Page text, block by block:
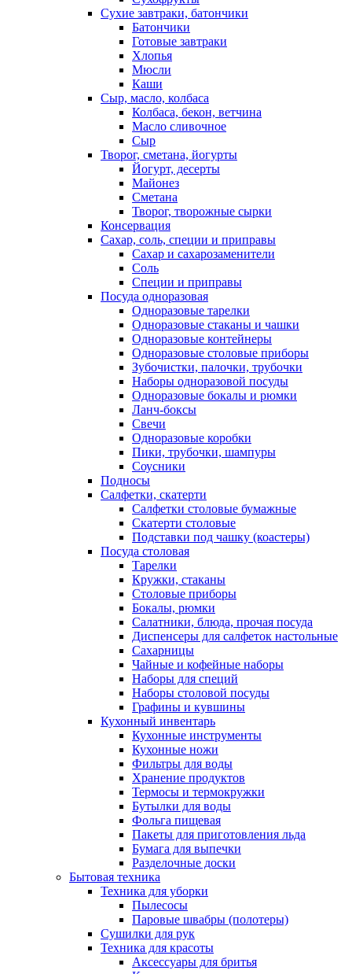
Сухие завтраки, батончики
Батончики
Готовые завтраки
Хлопья
Мюсли
Каши
Сыр, масло, колбаса
Колбаса, бекон, ветчина
Масло сливочное
Сыр
Творог, сметана, йогурты
Йогурт, десерты
Майонез
Сметана
Творог, творожные сырки
Консервация
Сахар, соль, специи и приправы
Сахар и сахарозаменители
Соль
Специи и приправы
Посуда одноразовая
Одноразовые тарелки
Одноразовые стаканы и чашки
Одноразовые контейнеры
Одноразовые столовые приборы
Зубочистки, палочки, трубочки
Наборы одноразовой посуды
Одноразовые бокалы и рюмки
Ланч-боксы
Свечи
Одноразовые коробки
Пики, трубочки, шампуры
Соусники
Подносы
Салфетки, скатерти
Салфетки столовые бумажные
Скатерти столовые
Подставки под чашку (коастеры)
Посуда столовая
Тарелки
Кружки, стаканы
Столовые приборы
Бокалы, рюмки
Салатники, блюда, прочая посуда
Диспенсеры для салфеток настольные
Сахарницы
Чайные и кофейные наборы
Наборы для специй
Наборы столовой посуды
Графины и кувшины
Кухонный инвентарь
Кухонные инструменты
Кухонные ножи
Фильтры для воды
Хранение продуктов
Термосы и термокружки
Бутылки для воды
Фольга пищевая
Пакеты для приготовления льда
Бумага для выпечки
Разделочные доски
Бытовая техника
Техника для уборки
Пылесосы
Паровые швабры (полотеры)
Сушилки для рук
Техника для красоты
Аксессуары для бритья